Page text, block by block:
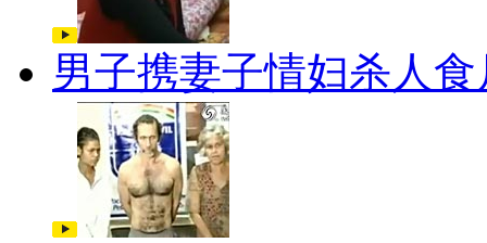
男子携妻子情妇杀人食